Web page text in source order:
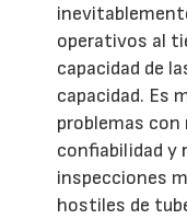
operativos al
capacidad de
capacidad. Es
problemas con
confiabilidad y
inspecciones
hostiles de